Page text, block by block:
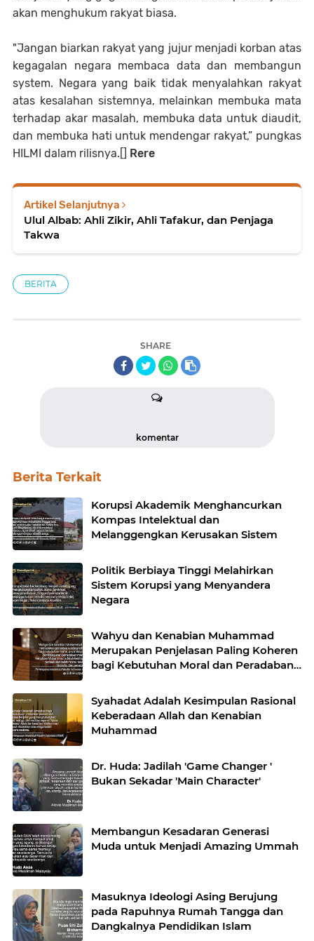
akan menghukum rakyat biasa.
"Jangan biarkan rakyat yang jujur menjadi korban atas
kegagalan negara membaca data dan membangun
system. Negara yang baik tidak menyalahkan rakyat
atas kesalahan sistemnya, melainkan membuka mata
terhadap akar masalah, membuka data untuk diaudit,
dan membuka hati untuk mendengar rakyat,” pungkas
HILMI dalam rilisnya.[] Rere
Artikel Selanjutnya
Ulul Albab: Ahli Zikir, Ahli Tafakur, dan Penjaga
Takwa
BERITA
SHARE
komentar
Berita Terkait
Korupsi Akademik Menghancurkan
Kompas Intelektual dan
Melanggengkan Kerusakan Sistem
Politik Berbiaya Tinggi Melahirkan
Sistem Korupsi yang Menyandera
Negara
Wahyu dan Kenabian Muhammad
Merupakan Penjelasan Paling Koheren
bagi Kebutuhan Moral dan Peradaban
Syahadat Adalah Kesimpulan Rasional
Keberadaan Allah dan Kenabian
Muhammad
Dr. Huda: Jadilah 'Game Changer '
Bukan Sekadar 'Main Character'
Membangun Kesadaran Generasi
Muda untuk Menjadi Amazing Ummah
Masuknya Ideologi Asing Berujung
pada Rapuhnya Rumah Tangga dan
Dangkalnya Pendidikan Islam